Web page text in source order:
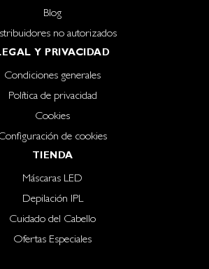
Blog
no autorizados
Y PRIVACIDAD
Condiciones generales
Política de privacidad
Cookies
de cookies
TIENDA
Máscaras LED
Depilación IPL
Cuidado del Cabello
Ofertas Especiales